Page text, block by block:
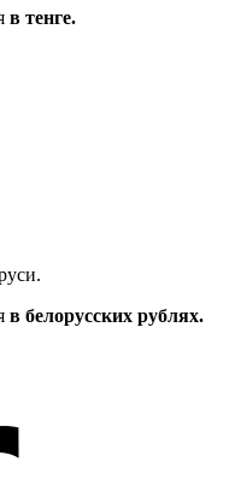
в тенге.
в белорусских рублях.